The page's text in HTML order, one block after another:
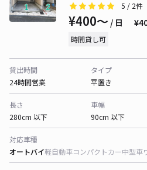
5 / 2件
¥400〜 / 日
時間貸し可
貸出時間
24時間営業
タイプ
平置き
長さ
280cm 以下
車幅
90cm 以下
対応車種
オートバイ軽自動車コンパクトカー中型車